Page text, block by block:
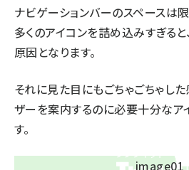
ナビゲーションバーのスペースは
多くのアイコンを詰め込みすぎる
原因となります。
それに見た目にもごちゃごちゃした
ザーを案内するのに必要十分なア
す。